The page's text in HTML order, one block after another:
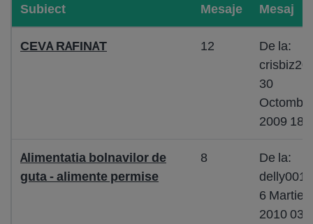
Subiect Mesaje
Mesaj
CEVA RAFINAT 12
De la:
30
2009
Alimentatia bolnavilor de
guta - alimente permise
8
De la:
6 Martie
2010